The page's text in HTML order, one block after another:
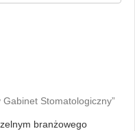
Stomatologiczny”
branżowego